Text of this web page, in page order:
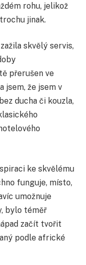
rohu, jelikož
jinak.
skvělý servis,
přerušen ve
jsem, že jsem v
ducha či kouzla,
ke skvělému
funguje, místo,
umožnuje
bylo téměř
začít tvořit
podle africké